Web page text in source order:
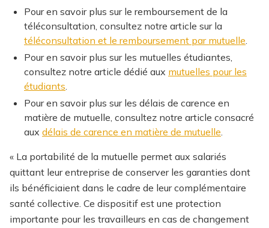
Pour en savoir plus sur le remboursement de la
téléconsultation, consultez notre article sur la
téléconsultation et le remboursement par mutuelle.
Pour en savoir plus sur les mutuelles étudiantes,
consultez notre article dédié aux mutuelles pour les
étudiants.
Pour en savoir plus sur les délais de carence en
matière de mutuelle, consultez notre article consacré
aux délais de carence en matière de mutuelle.
« La portabilité de la mutuelle permet aux salariés
quittant leur entreprise de conserver les garanties dont
ils bénéficiaient dans le cadre de leur complémentaire
santé collective. Ce dispositif est une protection
importante pour les travailleurs en cas de changement